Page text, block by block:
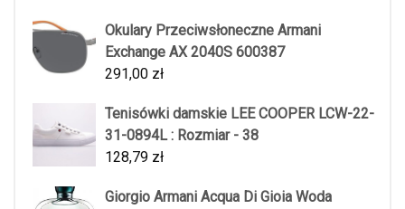
Okulary Przeciwsłoneczne Armani
Exchange AX 2040S 600387
291,00 zł
Tenisówki damskie LEE COOPER LCW-22-
31-0894L : Rozmiar - 38
128,79 zł
Giorgio Armani Acqua Di Gioia Woda